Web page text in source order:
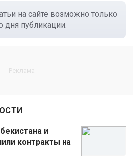
на сайте возможно только
дня публикации.
и
контракты на